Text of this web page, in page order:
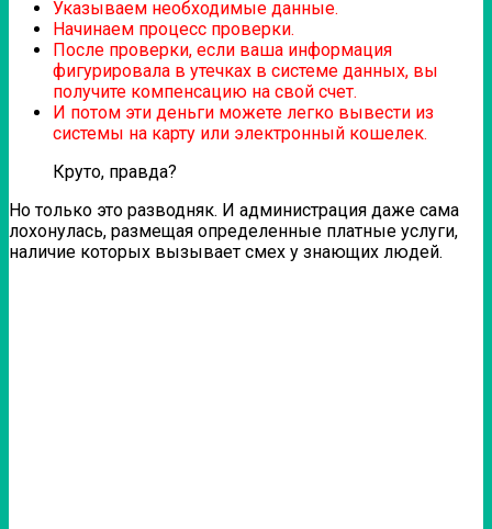
Указываем необходимые данные.
Начинаем процесс проверки.
После проверки, если ваша информация
фигурировала в утечках в системе данных, вы
получите компенсацию на свой счет.
И потом эти деньги можете легко вывести из
системы на карту или электронный кошелек.
Круто, правда?
Но только это разводняк. И администрация даже сама
лохонулась, размещая определенные платные услуги,
наличие которых вызывает смех у знающих людей.